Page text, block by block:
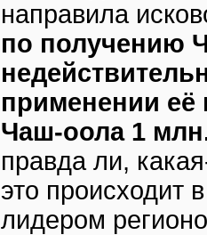
направила
по получению
применении её
Чаш-оола 1
правда ли,
это происходит
лидером